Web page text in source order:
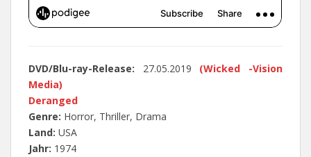
DVD/Blu-ray-Release: 27.05.2019 (Wicked -Vision
Media)
Deranged
Genre: Horror, Thriller, Drama
Land: USA
Jahr: 1974